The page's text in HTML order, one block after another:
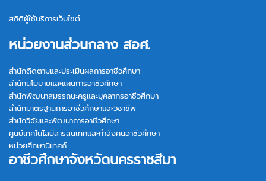
สถิติผู้ใช้บริการเว็บไซต์
หน่วยงานส่วนกลาง สอศ.
สำนักติดตามและประเมินผลการอาชีวศึกษา
สำนักนโยบายและแผนการอาชีวศึกษา
สำนักพัฒนาสมรรถนะครูและบุคลากรอาชีวศึกษา
สำนักมาตรฐานการอาชีวศึกษาและวิชาชีพ
สำนักวิจัยและพัฒนาการอาชีวศึกษา
ศูนย์เทคโนโลยีสารสนเทศและกำลังคนอาชีวศึกษา
หน่วยศึกษานิเทศก์
อาชีวศึกษาจังหวัดนครราชสีมา